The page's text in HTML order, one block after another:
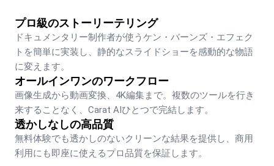
プロ級のストーリーテリング
ドキュメンタリー制作者が使うケン・バーンズ・エフェク
トを簡単に実装し、静的なスライドショーを感動的な物語
に変えます。
オールインワンのワークフロー
画像生成から動画変換、4K編集まで。複数のツールを行き
来することなく、Carat AIひとつで完結します。
透かしなしの高品質
無料体験でも透かしのないクリーンな結果を提供し、商用
利用にも即座に使えるプロ品質を保証します。